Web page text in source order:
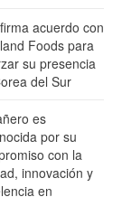
acuerdo con
Foods para
su presencia
del Sur
es
por su
con la
innovación y
en